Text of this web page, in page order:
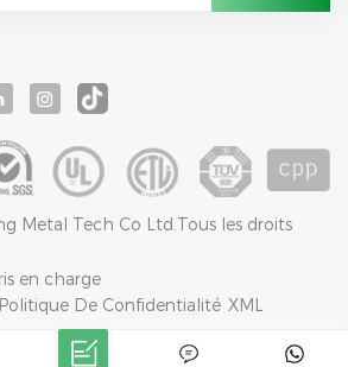
Metal Tech Co Ltd.Tous les droits
en charge
Politique De Confidentialité XML